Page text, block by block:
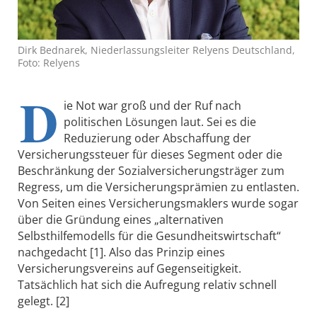
Dirk Bednarek, Niederlassungsleiter Relyens Deutschland,
Foto: Relyens
D ie Not war groß und der Ruf nach
politischen Lösungen laut. Sei es die
Reduzierung oder Abschaffung der
Versicherungssteuer für dieses Segment oder die
Beschränkung der Sozialversicherungsträger zum
Regress, um die Versicherungsprämien zu entlasten.
Von Seiten eines Versicherungsmaklers wurde sogar
über die Gründung eines „alternativen
Selbsthilfemodells für die Gesundheitswirtschaft“
nachgedacht [1]. Also das Prinzip eines
Versicherungsvereins auf Gegenseitigkeit.
Tatsächlich hat sich die Aufregung relativ schnell
gelegt. [2]